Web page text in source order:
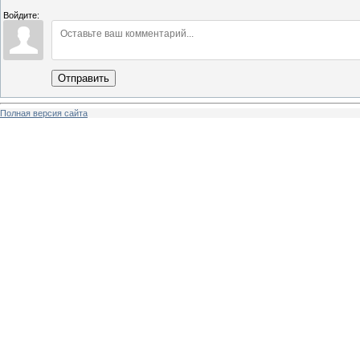
Войдите:
Отправить
Полная версия сайта